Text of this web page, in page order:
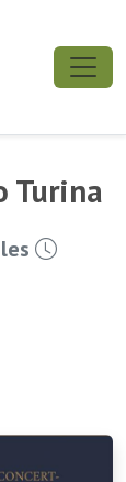
Turina